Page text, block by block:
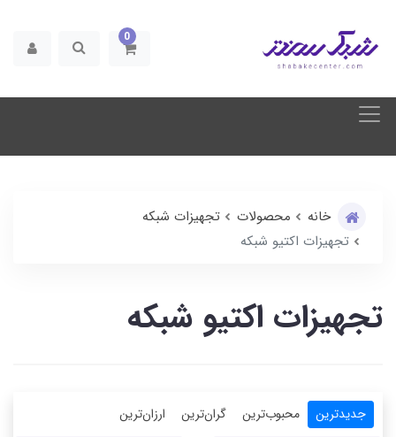
0
خانه محصولات
تجهیزات شبکه
تجهیزات اکتیو شبکه
تجهیزات اکتیو شبکه
جدیدترین محبوب‌ترین گران‌ترین ارزان‌ترین